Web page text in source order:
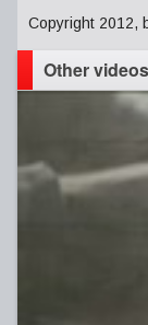
Copyright 2012,
Other